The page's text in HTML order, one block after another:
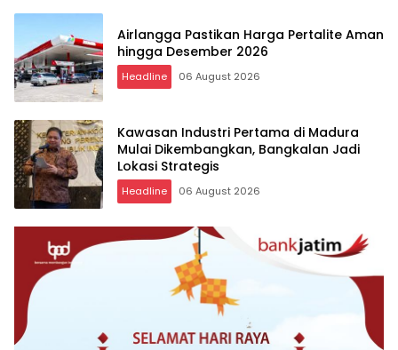
Airlangga Pastikan Harga Pertalite Aman
hingga Desember 2026
Headline 06 August 2026
Kawasan Industri Pertama di Madura
Mulai Dikembangkan, Bangkalan Jadi
Lokasi Strategis
Headline 06 August 2026